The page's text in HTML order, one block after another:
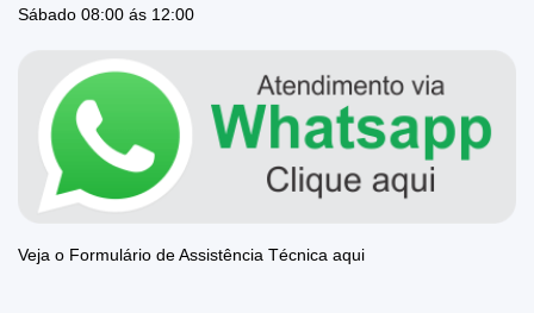
Sábado 08:00 ás 12:00
Veja o Formulário de Assistência Técnica aqui